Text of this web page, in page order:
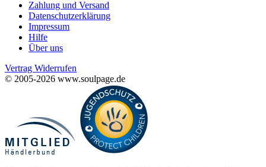
Zahlung und Versand
Datenschutzerklärung
Impressum
Hilfe
Über uns
Vertrag Widerrufen
© 2005-2026 www.soulpage.de